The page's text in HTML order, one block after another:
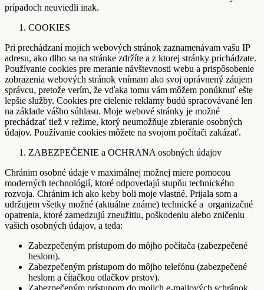
prípadoch neuviedli inak.
COOKIES
Pri prechádzaní mojich webových stránok zaznamenávam vašu IP
adresu, ako dlho sa na stránke zdržíte a z ktorej stránky prichádzate.
Používanie cookies pre meranie návštevnosti webu a prispôsobenie
zobrazenia webových stránok vnímam ako svoj oprávnený záujem
správcu, pretože verím, že vďaka tomu vám môžem ponúknuť ešte
lepšie služby. Cookies pre cielenie reklamy budú spracovávané len
na základe vášho súhlasu. Moje webové stránky je možné
prechádzať tiež v režime, ktorý neumožňuje zbieranie osobných
údajov. Používanie cookies môžete na svojom počítači zakázať.
ZABEZPEČENIE a OCHRANA osobných údajov
Chránim osobné údaje v maximálnej možnej miere pomocou
moderných technológií, ktoré odpovedajú stupňu technického
rozvoja. Chránim ich ako keby boli moje vlastné. Prijala som a
udržujem všetky možné (aktuálne známe) technické a organizačné
opatrenia, ktoré zamedzujú zneužitiu, poškodeniu alebo zničeniu
vašich osobných údajov, a teda:
Zabezpečeným prístupom do môjho počítača (zabezpečené
heslom).
Zabezpečeným prístupom do môjho telefónu (zabezpečené
heslom a čítačkou otlačkov prstov).